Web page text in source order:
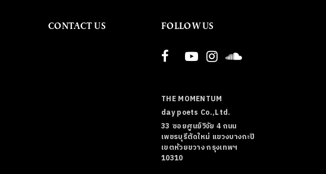
CONTACT US FOLLOW US
THE MOMENTUM
day poets Co.,Ltd.
33 ซอยศูนย์วิจัย 4 ถนน
เพชรบุรีตัดใหม่ แขวงบางกะปิ
เขตห้วยขวาง กรุงเทพฯ
10310